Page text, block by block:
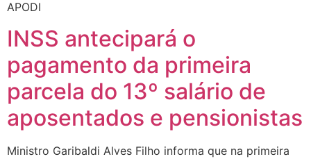
APODI
INSS antecipará o
pagamento da primeira
parcela do 13º salário de
aposentados e pensionistas
Ministro Garibaldi Alves Filho informa que na primeira